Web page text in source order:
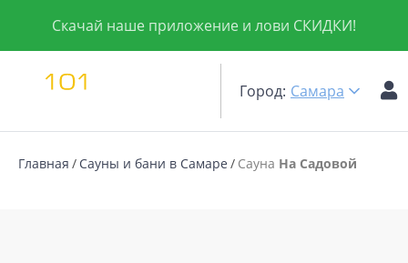
Скачай наше приложение и лови СКИДКИ!
Город: Самара
Главная Сауны и бани в Самаре Сауна На Садовой